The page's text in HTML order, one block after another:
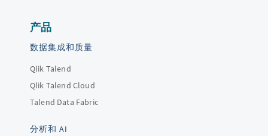
产品
数据集成和质量
Qlik Talend
Qlik Talend Cloud
Talend Data Fabric
分析和 AI